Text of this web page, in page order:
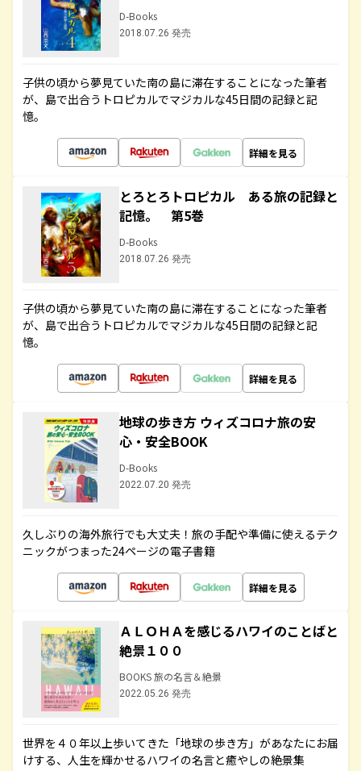
D-Books
2018.07.26 発売
子供の頃から夢見ていた南の島に滞在することになった筆者
が、島で出合うトロピカルでマジカルな45日間の記録と記
憶。
詳細を見る
とろとろトロピカル ある旅の記録と
記憶。 第5巻
D-Books
2018.07.26 発売
子供の頃から夢見ていた南の島に滞在することになった筆者
が、島で出合うトロピカルでマジカルな45日間の記録と記
憶。
詳細を見る
地球の歩き方 ウィズコロナ旅の安
心・安全BOOK
D-Books
2022.07.20 発売
久しぶりの海外旅行でも大丈夫！旅の手配や準備に使えるテク
ニックがつまった24ページの電子書籍
詳細を見る
ＡＬＯＨＡを感じるハワイのことばと
絶景１００
BOOKS 旅の名言＆絶景
2022.05.26 発売
世界を４０年以上歩いてきた「地球の歩き方」があなたにお届
けする、人生を輝かせるハワイの名言と癒やしの絶景集